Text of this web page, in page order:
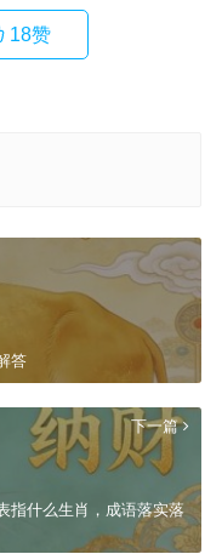
18赞
答
下一篇
指什么生肖，成语落实落